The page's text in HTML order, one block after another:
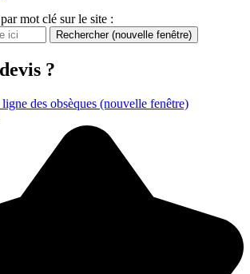
mot clé sur le site :
Rechercher (nouvelle fenêtre)
?
des obsèques (nouvelle fenêtre)